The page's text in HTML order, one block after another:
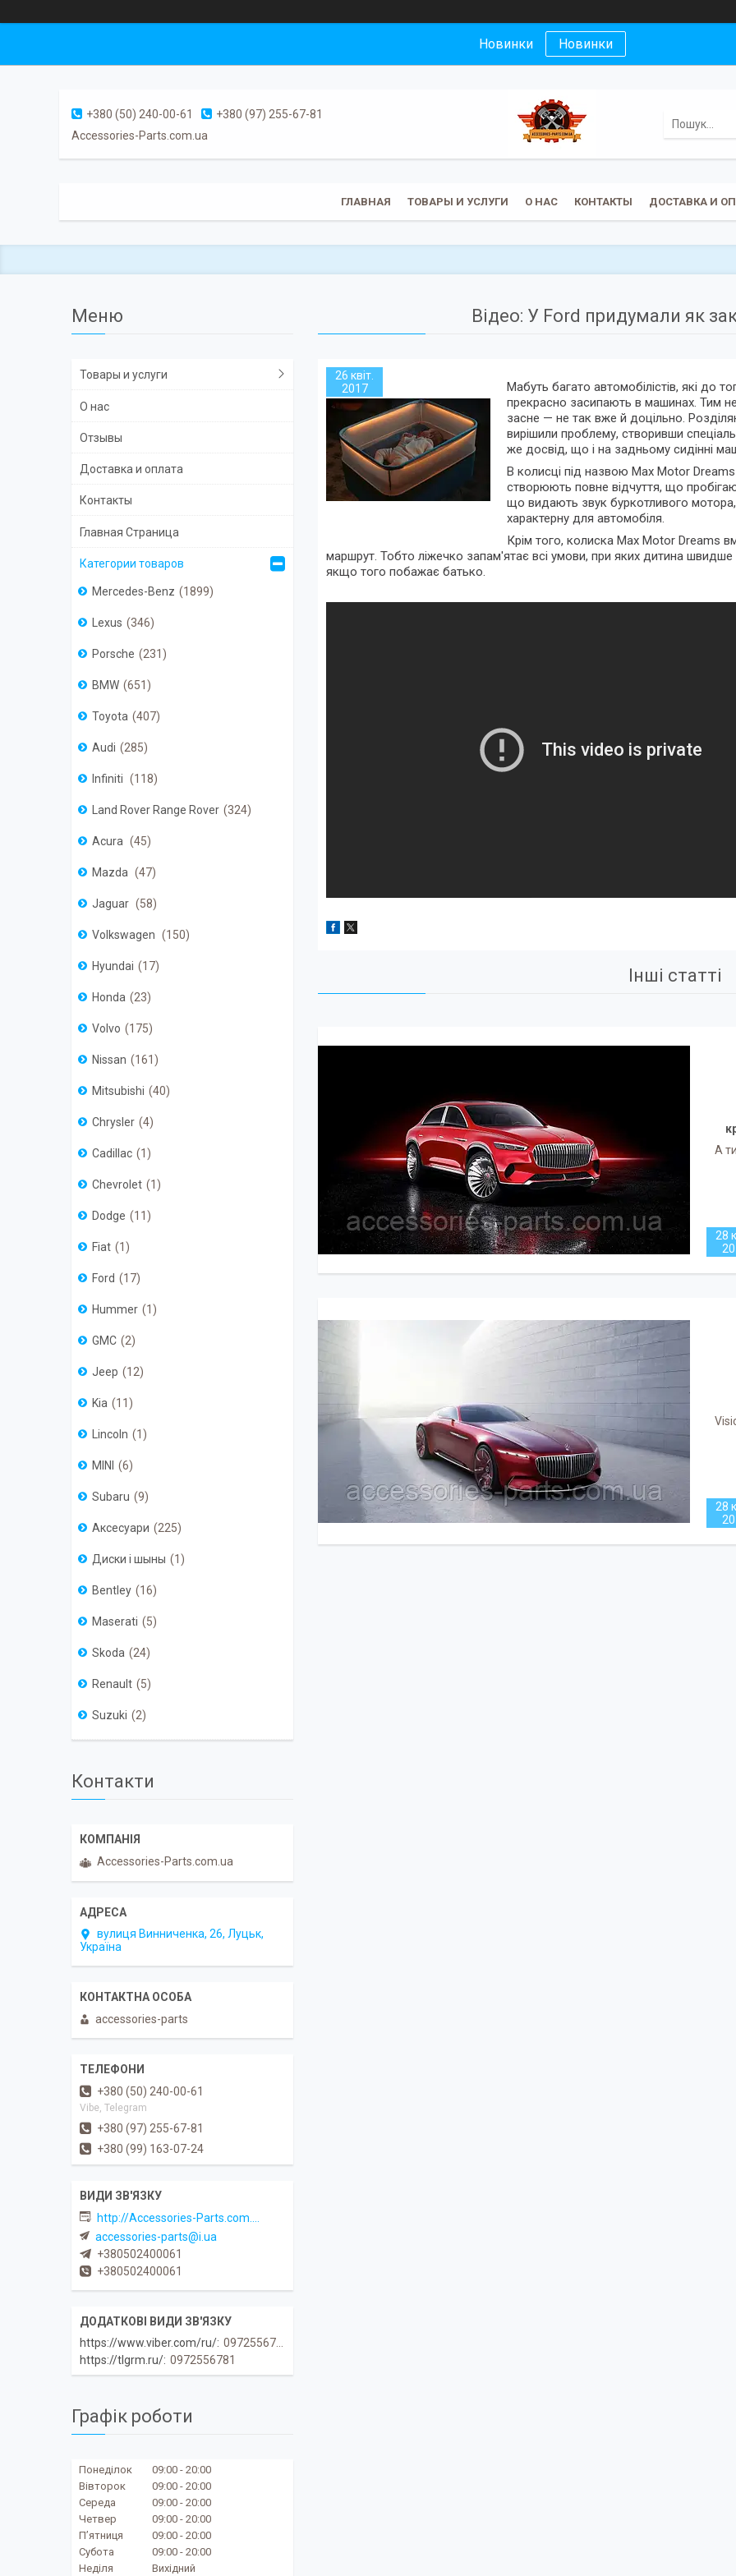
Новинки Новинки
+380 (50) 240-00-61
+380 (97) 255-67-81
Accessories-Parts.com.ua
ГЛАВНАЯ ТОВАРЫ И УСЛУГИ О НАС КОНТАКТЫ ДОСТАВКА И
Відео: У Ford придумали як
26 квіт.
2017
Мабуть багато автомобілістів, які до
прекрасно засипають в машинах. Тим
засне — не так вже й доцільно.
вирішили проблему, створивши
же досвід, що і на задньому сидінні
В колисці під назвою Max Motor Dreams
створюють повне відчуття, що
що видають звук буркотливого мотора,
характерну для автомобіля.
Крім того, колиска Max Motor Dreams
маршрут. Тобто ліжечко запам'ятає всі умови, при яких дитина швидше
якщо того побажає батько.
Інші статті
А
28
28
Товары и услуги
О нас
Отзывы
Доставка и оплата
Контакты
Главная Страница
Категории товаров
Mercedes-Benz 1899
Lexus 346
Porsche 231
BMW 651
Toyota 407
Audi 285
Infiniti 118
Land Rover Range Rover 324
Acura 45
Mazda 47
Jaguar 58
Volkswagen 150
Hyundai 17
Honda 23
Volvo 175
Nissan 161
Mitsubishi 40
Chrysler 4
Cadillac 1
Chevrolet 1
Dodge 11
Fiat 1
Ford 17
Hummer 1
GMC 2
Jeep 12
Kia 11
Lincoln 1
MINI 6
Subaru 9
Аксесуари 225
Диски і шыны 1
Bentley 16
Maserati 5
Skoda 24
Renault 5
Suzuki 2
Контакти
Accessories-Parts.com.ua
вулиця Винниченка, 26, Луцьк,
Україна
accessories-parts
+380 (50) 240-00-61
Vibe, Telegram
+380 (97) 255-67-81
+380 (99) 163-07-24
http://Accessories-Parts.com.ua
accessories-parts@i.ua
+380502400061
+380502400061
https://www.viber.com/ru/ 0972556781
https://tlgrm.ru/ 0972556781
Графік роботи
Понеділок 09:00
20:00
Вівторок
09:00
20:00
Середа
09:00
20:00
Четвер
09:00
20:00
Пʼятниця
09:00
20:00
Субота
09:00
20:00
Неділя
Вихідний